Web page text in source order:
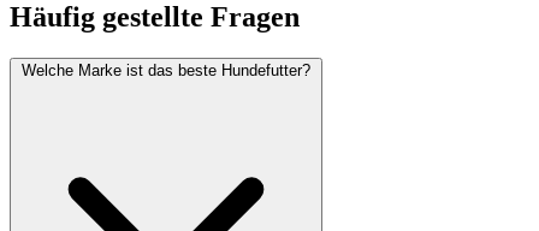
Häufig gestellte Fragen
Welche Marke ist das beste Hundefutter?